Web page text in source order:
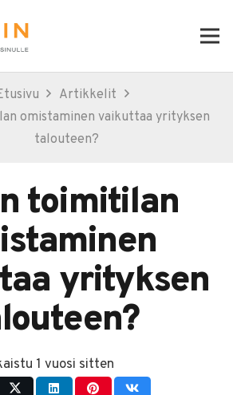
Artikkelit
omistaminen vaikuttaa yrityksen
talouteen?
toimitilan
yrityksen
1 vuosi sitten